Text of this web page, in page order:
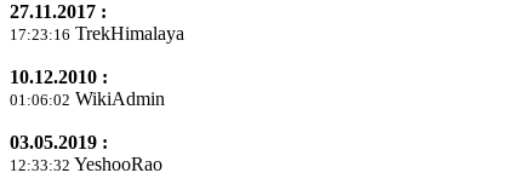
27.11.2017 :
17:23:16 TrekHimalaya
10.12.2010 :
01:06:02 WikiAdmin
03.05.2019 :
12:33:32 YeshooRao